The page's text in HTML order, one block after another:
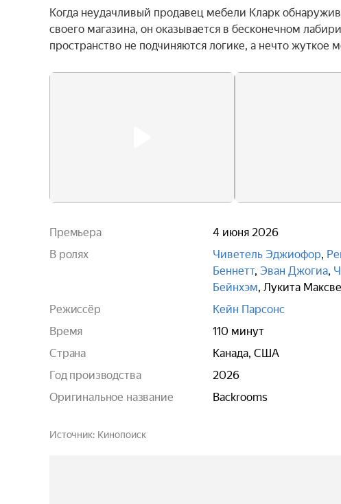
Когда неудачливый продавец мебели Кларк
своего магазина, он оказывается в бесконечном
пространство не подчиняются логике, а нечто жуткое
Премьера
4 июня 2026
В ролях
Чиветель Эджиофор,
Беннетт, Эван Джогиа,
Бейнхэм, Лукита
Режиссёр
Кейн Парсонс
Время
110 минут
Страна
Канада, США
Год производства
2026
Оригинальное название
Backrooms
Источник Кинопоиск